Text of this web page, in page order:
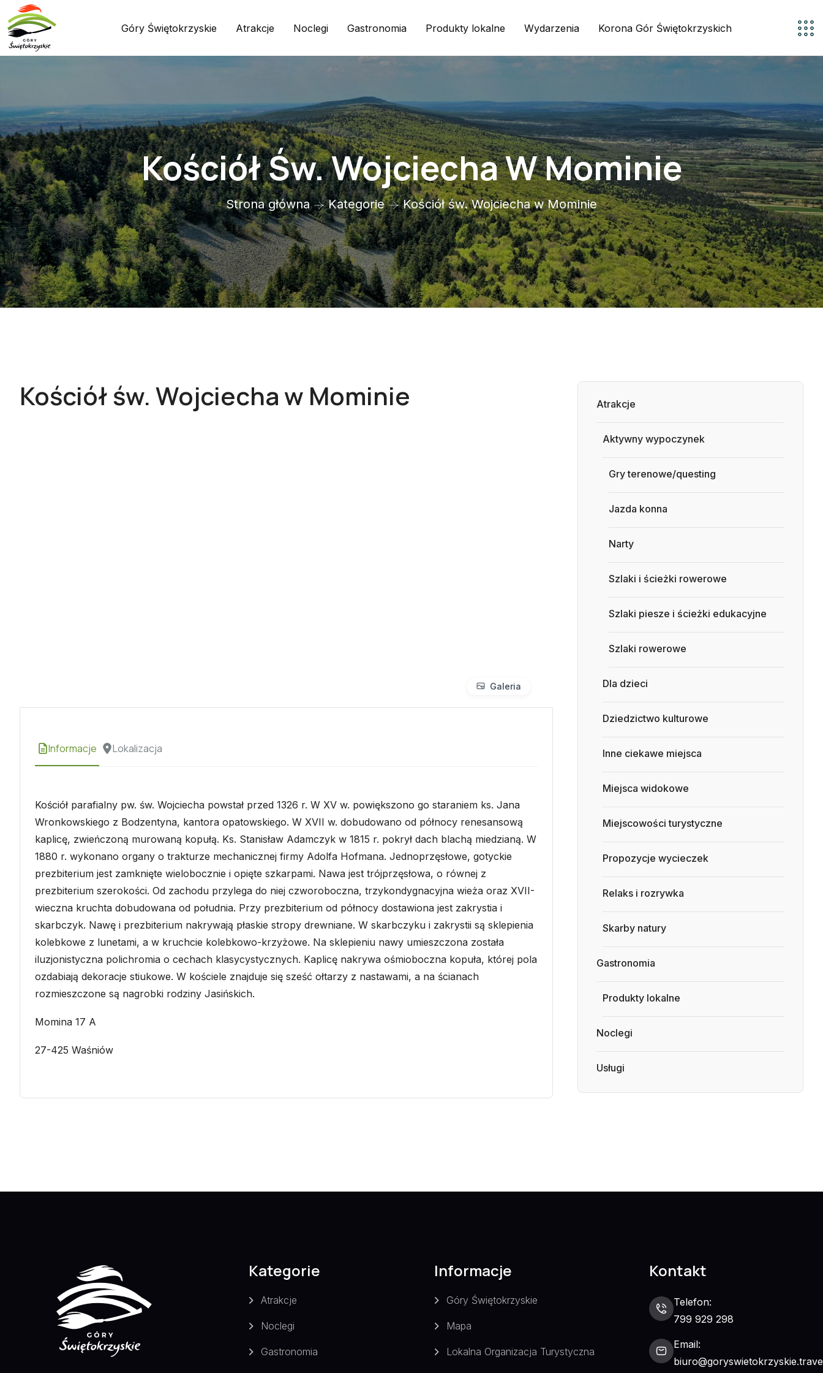
Góry Świętokrzyskie Atrakcje Noclegi Gastronomia Produkty lokalne Wydarzenia Korona Gór Świętokrzyskich
Kościół Św. Wojciecha W Mominie
Strona główna Kategorie Kościół św. Wojciecha w Mominie
Kościół św. Wojciecha w Mominie
Galeria
Informacje Lokalizacja
Kościół parafialny pw. św. Wojciecha powstał przed 1326 r. W XV w. powiększono go staraniem ks. Jana
Wronkowskiego z Bodzentyna, kantora opatowskiego. W XVII w. dobudowano od północy renesansową
kaplicę, zwieńczoną murowaną kopułą. Ks. Stanisław Adamczyk w 1815 r. pokrył dach blachą miedzianą. W
1880 r. wykonano organy o trakturze mechanicznej firmy Adolfa Hofmana. Jednoprzęsłowe, gotyckie
prezbiterium jest zamknięte wielobocznie i opięte szkarpami. Nawa jest trójprzęsłowa, o równej z
prezbiterium szerokości. Od zachodu przylega do niej czworoboczna, trzykondygnacyjna wieża oraz XVII-
wieczna kruchta dobudowana od południa. Przy prezbiterium od północy dostawiona jest zakrystia i
skarbczyk. Nawę i prezbiterium nakrywają płaskie stropy drewniane. W skarbczyku i zakrystii są sklepienia
kolebkowe z lunetami, a w kruchcie kolebkowo-krzyżowe. Na sklepieniu nawy umieszczona została
iluzjonistyczna polichromia o cechach klasycystycznych. Kaplicę nakrywa ośmioboczna kopuła, której pola
ozdabiają dekoracje stiukowe. W kościele znajduje się sześć ołtarzy z nastawami, a na ścianach
rozmieszczone są nagrobki rodziny Jasińskich.
Momina 17 A
27-425 Waśniów
Atrakcje
Aktywny wypoczynek
Gry terenowe/questing
Jazda konna
Narty
Szlaki i ścieżki rowerowe
Szlaki piesze i ścieżki edukacyjne
Szlaki rowerowe
Dla dzieci
Dziedzictwo kulturowe
Inne ciekawe miejsca
Miejsca widokowe
Miejscowości turystyczne
Propozycje wycieczek
Relaks i rozrywka
Skarby natury
Gastronomia
Produkty lokalne
Noclegi
Usługi
Kategorie
Atrakcje
Noclegi
Gastronomia
Informacje
Góry Świętokrzyskie
Mapa
Lokalna Organizacja Turystyczna
Kontakt
Telefon:
799 929 298
Email: